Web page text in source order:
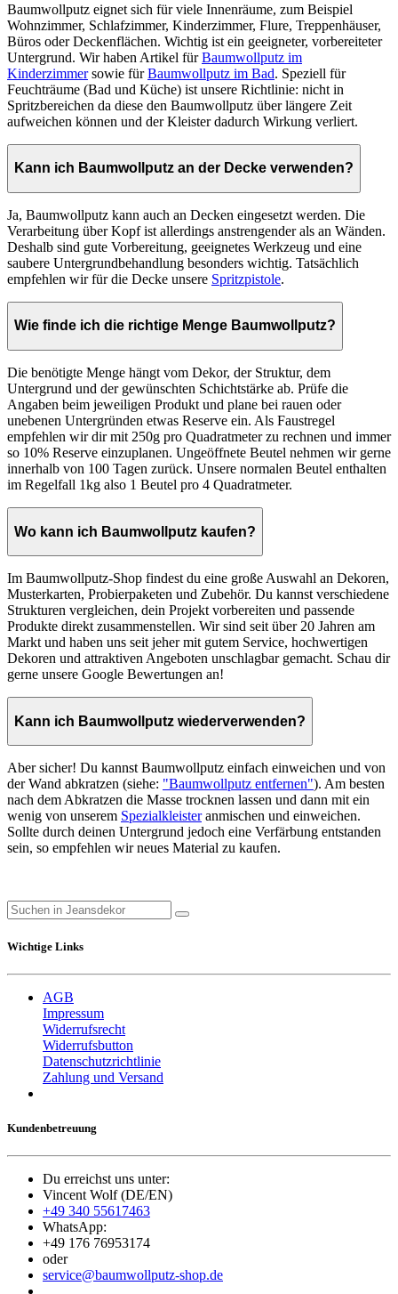
Baumwollputz eignet sich für viele Innenräume, zum Beispiel
Wohnzimmer, Schlafzimmer, Kinderzimmer, Flure, Treppenhäuser,
Büros oder Deckenflächen. Wichtig ist ein geeigneter, vorbereiteter
Untergrund. Wir haben Artikel fürBaumwollputz im
Kinderzimmersowie fürBaumwollputz im Bad. Speziell für
Feuchträume (Bad und Küche) ist unsere Richtlinie: nicht in
Spritzbereichen da diese den Baumwollputz über längere Zeit
aufweichen können und der Kleister dadurch Wirkung verliert.
Kann ich Baumwollputz an der Decke verwenden?
Ja, Baumwollputz kann auch an Decken eingesetzt werden. Die
Verarbeitung über Kopf ist allerdings anstrengender als an Wänden.
Deshalb sind gute Vorbereitung, geeignetes Werkzeug und eine
saubere Untergrundbehandlung besonders wichtig. Tatsächlich
empfehlen wir für die Decke unsere Spritzpistole.
Wie finde ich die richtige Menge Baumwollputz?
Die benötigte Menge hängt vom Dekor, der Struktur, dem
Untergrund und der gewünschten Schichtstärke ab. Prüfe die
Angaben beim jeweiligen Produkt und plane bei rauen oder
unebenen Untergründen etwas Reserve ein. Als Faustregel
empfehlen wir dir mit 250g pro Quadratmeter zu rechnen und immer
so 10% Reserve einzuplanen. Ungeöffnete Beutel nehmen wir gerne
innerhalb von 100 Tagen zurück. Unsere normalen Beutel enthalten
im Regelfall 1kg also 1 Beutel pro 4 Quadratmeter.
Wo kann ich Baumwollputz kaufen?
Im Baumwollputz-Shop findest du eine große Auswahl an Dekoren,
Musterkarten, Probierpaketen und Zubehör. Du kannst verschiedene
Strukturen vergleichen, dein Projekt vorbereiten und passende
Produkte direkt zusammenstellen. Wir sind seit über 20 Jahren am
Markt und haben uns seit jeher mit gutem Service, hochwertigen
Dekoren und attraktiven Angeboten unschlagbar gemacht. Schau dir
gerne unsere Google Bewertungen an!
Kann ich Baumwollputz wiederverwenden?
Aber sicher! Du kannst Baumwollputz einfach einweichen und von
der Wand abkratzen (siehe: "Baumwollputz entfernen"). Am besten
nach dem Abkratzen die Masse trocknen lassen und dann mit ein
wenig von unserem Spezialkleisteranmischen und einweichen.
Sollte durch deinen Untergrund jedoch eine Verfärbung entstanden
sein, so empfehlen wir neues Material zu kaufen.
Wichtige Links
AGB
Impressum
Widerrufsrecht
Widerrufsbutton
Datenschutzrichtlinie
Zahlung und Versand
Kundenbetreuung
Du erreichst uns unter:
Vincent Wolf (DE/EN)
+49 340 55617463
WhatsApp:
+49 176 76953174
oder
service@baumwollputz-shop.de